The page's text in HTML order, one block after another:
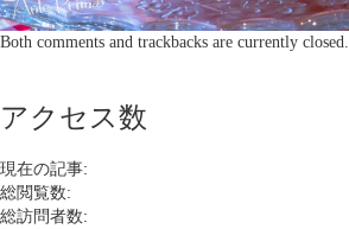
Both comments and trackbacks are currently closed.
アクセス数
現在の記事:
総閲覧数:
総訪問者数: